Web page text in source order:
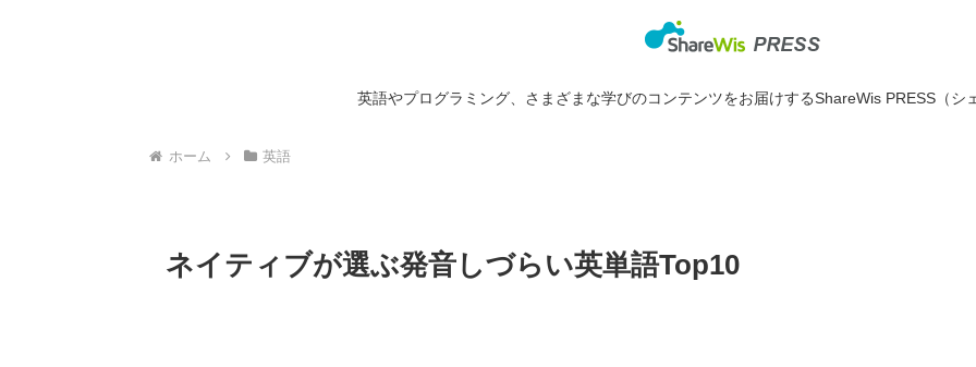
英語やプログラミング、さまざまな学びのコンテンツをお届けするShareWis PRESS（シ
ホーム 英語
ネイティブが選ぶ発音しづらい英単語Top10